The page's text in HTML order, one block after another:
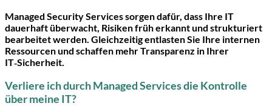
Managed Security Services sorgen dafür, dass Ihre IT
dauerhaft überwacht, Risiken früh erkannt und strukturiert
bearbeitet werden. Gleichzeitig entlasten Sie Ihre internen
Ressourcen und schaffen mehr Transparenz in Ihrer
IT‑Sicherheit.
Verliere ich durch Managed Services die Kontrolle
über meine IT?